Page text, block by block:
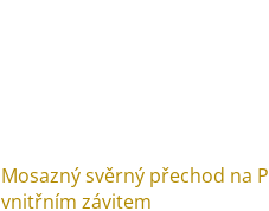
Mosazný svěrný přechod na
vnitřním závitem